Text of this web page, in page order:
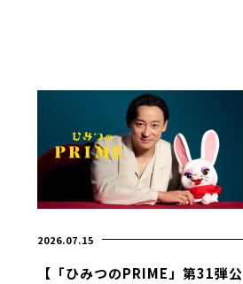
2026.07.15
【「ひみつのPRIME」第31弾公